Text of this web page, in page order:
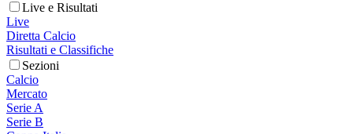
Live e Risultati
Live
Diretta Calcio
Risultati e Classifiche
Sezioni
Calcio
Mercato
Serie A
Serie B